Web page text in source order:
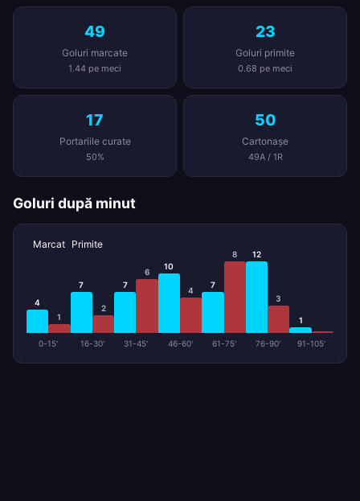
49
Goluri marcate
1.44 pe meci
23
Goluri primite
0.68 pe meci
17
Portariile curate
50%
50
Cartonașe
49A / 1R
Goluri după minut
Marcat Primite
4
1
0-15'
7
2
16-30'
7
6
31-45'
10
4
46-60'
7
8
61-75'
12
3
76-90'
1
91-105'